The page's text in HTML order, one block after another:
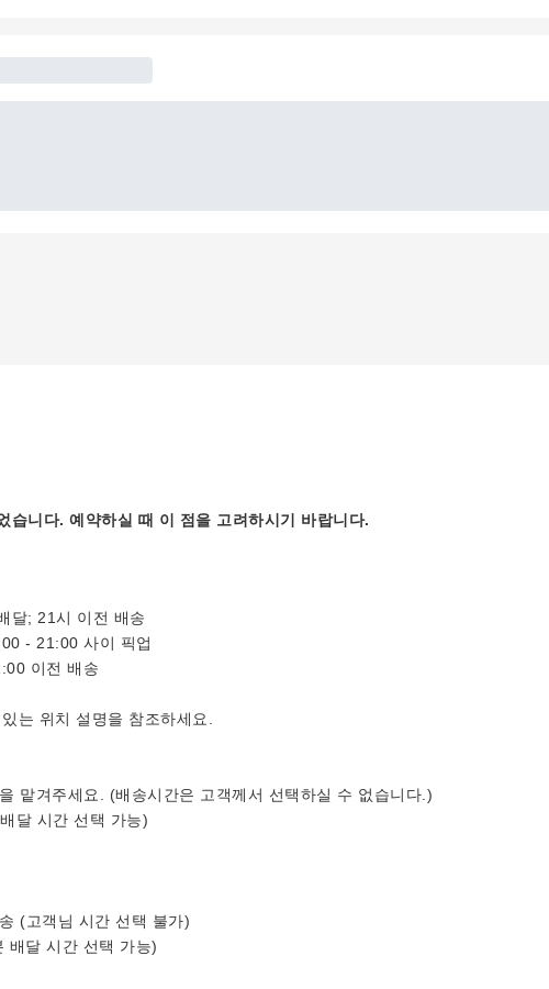
습니다. 예약하실 때 이 점을 고려하시기 바랍니다.
달; 21시 이전 배송
- 21:00 사이 픽업
이전 배송
는 위치 설명을 참조하세요.
맡겨주세요. (배송시간은 고객께서 선택하실 수 없습니다.)
달 시간 선택 가능)
(고객님 시간 선택 불가)
배달 시간 선택 가능)